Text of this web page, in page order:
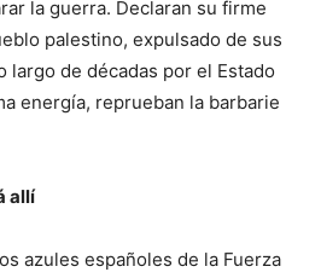
la guerra. Declaran su firme
palestino, expulsado de sus
largo de décadas por el Estado
energía, reprueban la barbarie
allí
azules españoles de la Fuerza